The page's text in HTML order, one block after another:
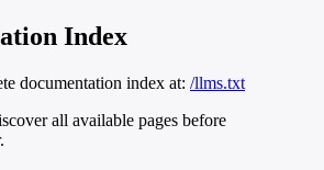
Index
documentation index at: /llms.txt
all available pages before